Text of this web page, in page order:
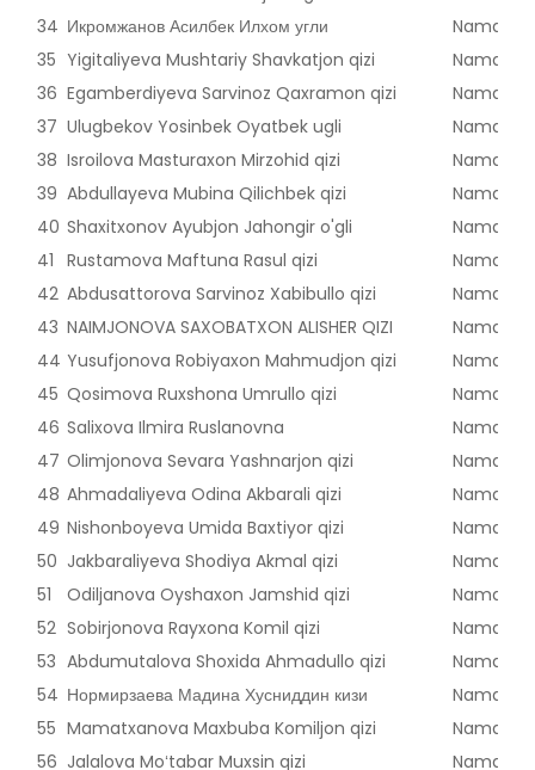
34 Икромжанов Асилбек Илхом угли
35 Yigitaliyeva Mushtariy Shavkatjon qizi
36 Egamberdiyeva Sarvinoz Qaxramon qizi
37 Ulugbekov Yosinbek Oyatbek ugli
38 Isroilova Masturaxon Mirzohid qizi
39 Abdullayeva Mubina Qilichbek qizi
40 Shaxitxonov Ayubjon Jahongir o'gli
41 Rustamova Maftuna Rasul qizi
42 Abdusattorova Sarvinoz Xabibullo qizi
43 NAIMJONOVA SAXOBATXON ALISHER QIZI
44 Yusufjonova Robiyaxon Mahmudjon qizi
45 Qosimova Ruxshona Umrullo qizi
46 Salixova Ilmira Ruslanovna
47 Olimjonova Sevara Yashnarjon qizi
48 Ahmadaliyeva Odina Akbarali qizi
49 Nishonboyeva Umida Baxtiyor qizi
50 Jakbaraliyeva Shodiya Akmal qizi
51
Odiljanova Oyshaxon Jamshid qizi
52 Sobirjonova Rayxona Komil qizi
53 Abdumutalova Shoxida Ahmadullo qizi
54 Нормирзаева Мадина Хусниддин кизи
55 Mamatxanova Maxbuba Komiljon qizi
56 Jalalova Moʻtabar Muxsin qizi